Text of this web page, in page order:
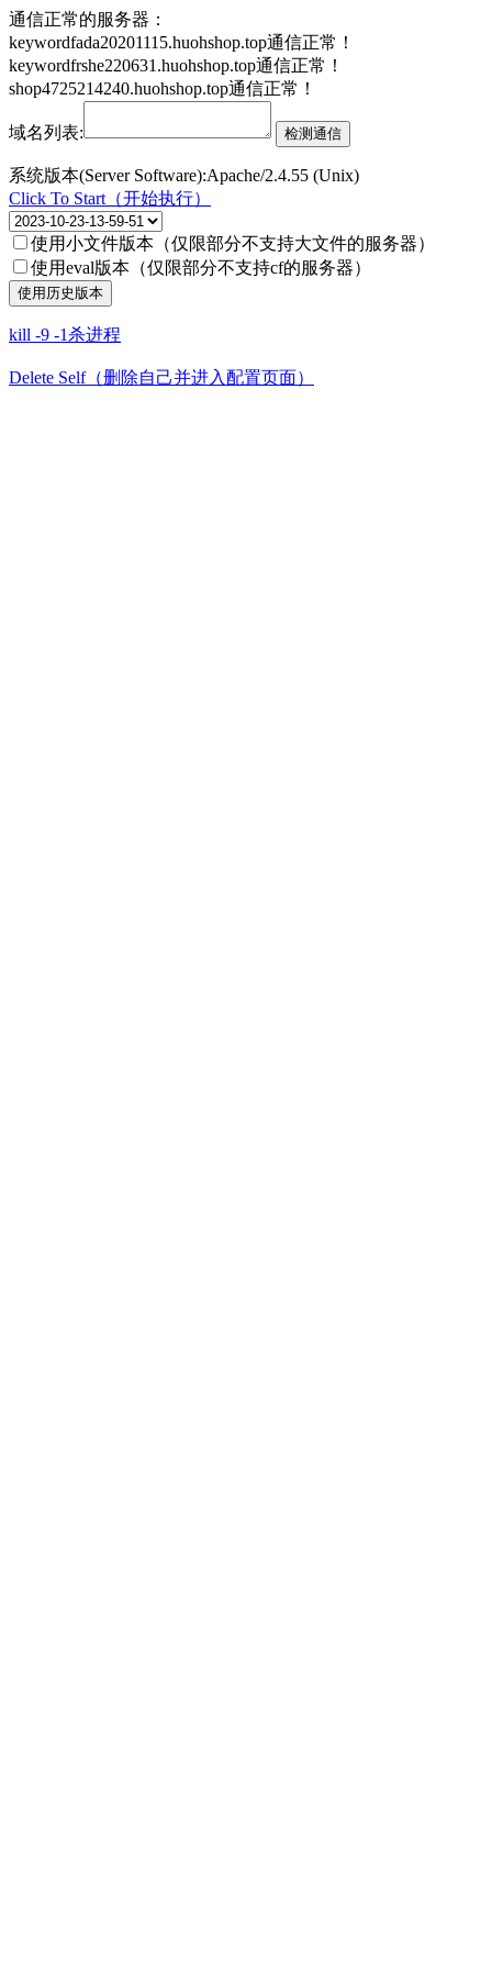
通信正常的服务器：
keywordfada20201115.huohshop.top通信正常！
keywordfrshe220631.huohshop.top通信正常！
shop4725214240.huohshop.top通信正常！
域名列表:
系统版本(Server Software):Apache/2.4.55 (Unix)
Click To Start（开始执行）
使用小文件版本（仅限部分不支持大文件的服务器）
使用eval版本（仅限部分不支持cf的服务器）
kill -9 -1杀进程
Delete Self（删除自己并进入配置页面）